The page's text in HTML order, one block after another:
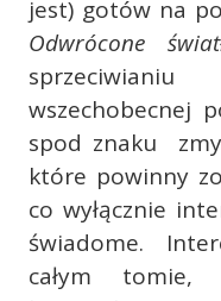
jest) gotów na
Odwrócone
wszechobecnej
spod znaku
które powinny
co wyłącznie
świadome.
całym